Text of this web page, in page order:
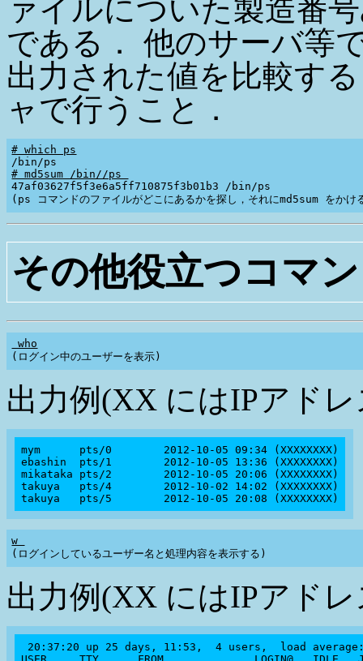
ァイルについた製造番
である． 他のサーバ等
出力された値を比較す
ャで行うこと．
# which ps
# md5sum /bin//ps
47af03627f5f3e6a5ff710875f3b01b3 /bin/ps
その他役立つコマ
who
出力例(XX にはIPアド
mym      pts/0        2012-10-05 09:34 (XXXXXXXX)
ebashin  pts/1        2012-10-05 13:36 (XXXXXXXX)
mikataka pts/2        2012-10-05 20:06 (XXXXXXXX)
takuya   pts/4        2012-10-02 14:02 (XXXXXXXX)
w
出力例(XX にはIPアド
20:37:20 up 25 days, 11:53,  4 users,  load
USER     TTY      FROM              LOGIN@   IDLE